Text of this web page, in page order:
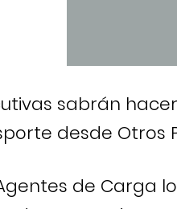
sabrán
desde Otros
de Carga